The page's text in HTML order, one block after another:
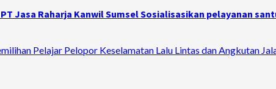
Jasa Raharja Kanwil Sumsel Sosialisasikan pelayanan
Pelajar Pelopor Keselamatan Lalu Lintas dan Angkutan